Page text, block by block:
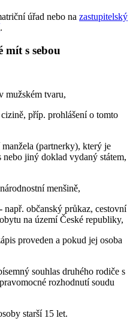
úřad nebo na zastupitelský
.
mít s sebou
mužském tvaru,
příp. prohlášení o tomto
(partnerky), který je
nebo jiný doklad vydaný státem,
menšině,
např. občanský průkaz, cestovní
na území České republiky,
proveden a pokud jej osoba
souhlas druhého rodiče s
rozhodnutí soudu
starší 15 let.